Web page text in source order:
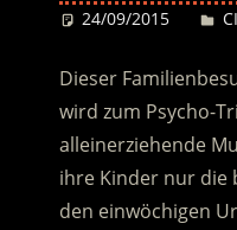
24/09/2015
Dieser
wird zum Psycho-
alleinerziehende
ihre Kinder nur die
den einwöchigen